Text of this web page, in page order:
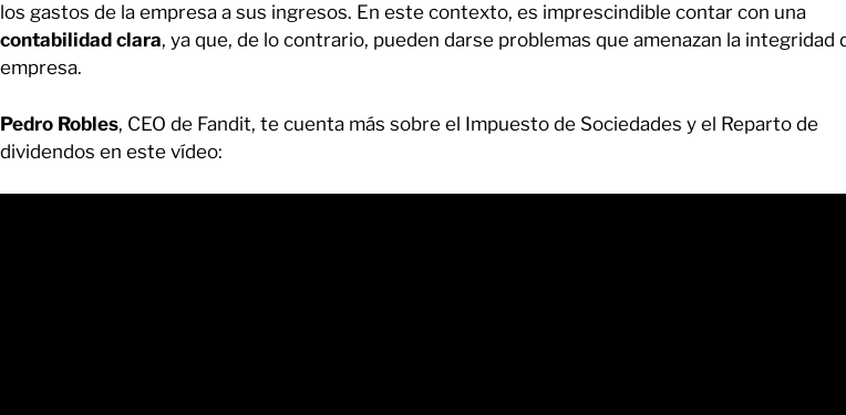
los gastos de la empresa a sus ingresos. En este contexto, es imprescindible contar con una
contabilidad clara, ya que, de lo contrario, pueden darse problemas que amenazan la integridad
empresa.
Pedro Robles, CEO de Fandit, te cuenta más sobre el Impuesto de Sociedades y el Reparto de
dividendos en este vídeo: